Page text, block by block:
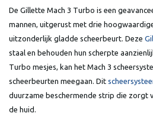
De Gillette Mach 3 Turbo is een
mannen, uitgerust met drie
uitzonderlijk gladde scheerbeurt. Deze
staal en behouden hun scherpte
Turbo mesjes, kan het Mach 3
scheerbeurten meegaan. Dit
duurzame beschermende strip die
de huid.